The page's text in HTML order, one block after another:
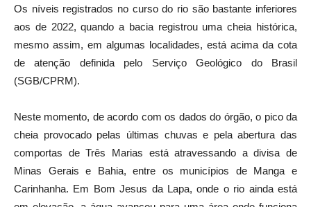
Os níveis registrados no curso do rio são bastante inferiores
aos de 2022, quando a bacia registrou uma cheia histórica,
mesmo assim, em algumas localidades, está acima da cota
de atenção definida pelo Serviço Geológico do Brasil
(SGB/CPRM).
Neste momento, de acordo com os dados do órgão, o pico da
cheia provocado pelas últimas chuvas e pela abertura das
comportas de Três Marias está atravessando a divisa de
Minas Gerais e Bahia, entre os municípios de Manga e
Carinhanha. Em Bom Jesus da Lapa, onde o rio ainda está